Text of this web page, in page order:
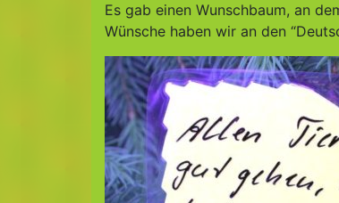
Es gab einen Wunschbaum, an
Wünsche haben wir an den